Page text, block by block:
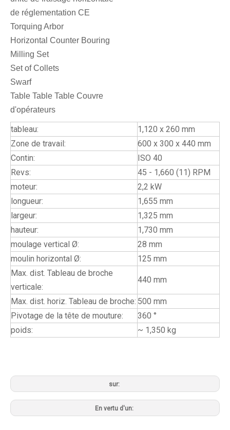
de réglementation CE
Torquing Arbor
Horizontal Counter Bouring
Milling Set
Set of Collets
Swarf
Table Table Table Couvre
d'opérateurs
tableau:
1,120 x 260 mm
Zone de travail:
600 x 300 x 440 mm
Contin:
ISO 40
Revs:
45 - 1,660 (11) RPM
moteur:
2,2 kW
longueur:
1,655 mm
largeur:
1,325 mm
hauteur:
1,730 mm
moulage vertical Ø:
28 mm
moulin horizontal Ø:
125 mm
Max. dist. Tableau de broche
verticale:
440 mm
Max. dist. horiz. Tableau de broche: 500 mm
Pivotage de la tête de mouture:
360 °
poids:
~ 1,350 kg
sur:
En vertu d'un: